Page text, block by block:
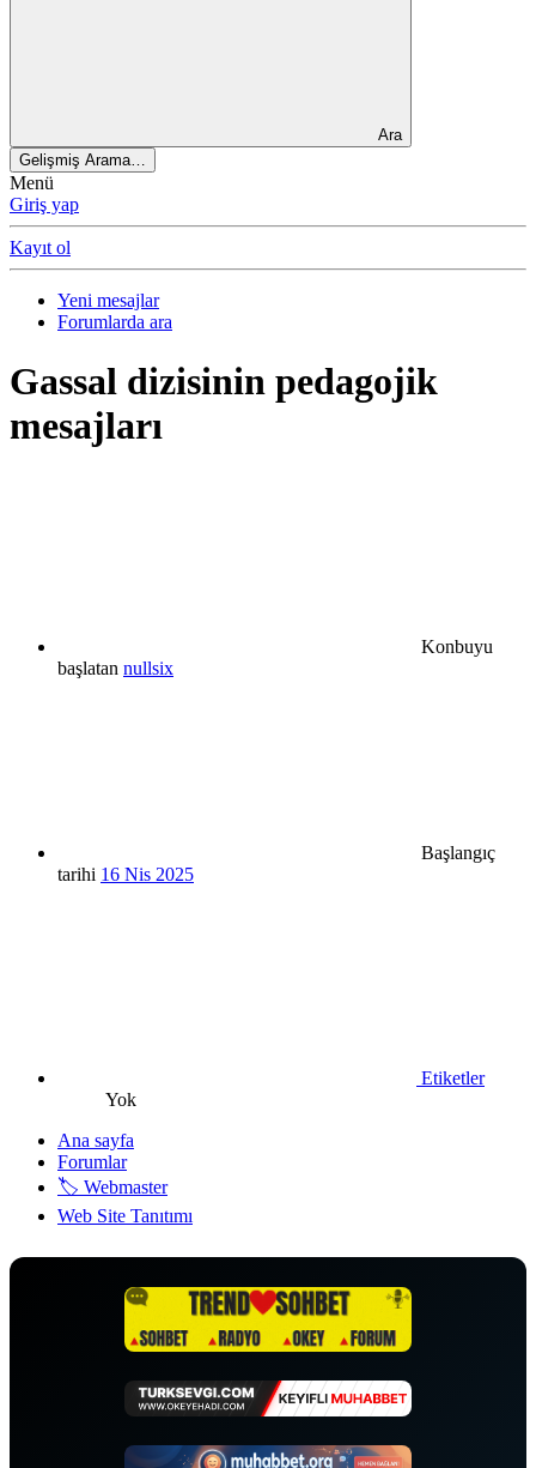
Ara
Gelişmiş Arama…
Menü
Giriş yap
Kayıt ol
Yeni mesajlar
Forumlarda ara
Gassal dizisinin pedagojik
mesajları
Konbuyu
başlatan nullsix
Başlangıç
tarihi 16 Nis 2025
Etiketler
Yok
Ana sayfa
Forumlar
🏷️ Webmaster
Web Site Tanıtımı